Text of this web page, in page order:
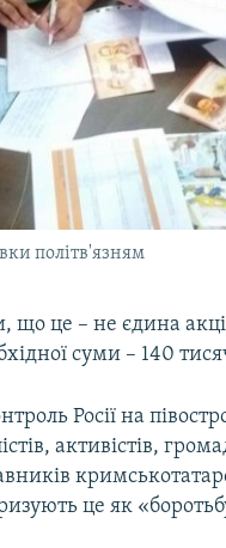
політв'язням
що це – не єдина
суми – 140
Росії на
активістів,
це як